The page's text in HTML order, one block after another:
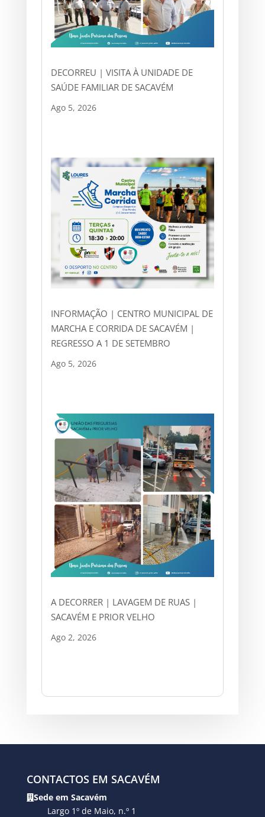
DECORREU | VISITA À UNIDADE DE
SAÚDE FAMILIAR DE SACAVÉM
Ago 5, 2026
INFORMAÇÃO | CENTRO MUNICIPAL DE
MARCHA E CORRIDA DE SACAVÉM |
REGRESSO A 1 DE SETEMBRO
Ago 5, 2026
A DECORRER | LAVAGEM DE RUAS |
SACAVÉM E PRIOR VELHO
Ago 2, 2026
CONTACTOS EM SACAVÉM
Sede em Sacavém
Largo 1º de Maio, n.º 1